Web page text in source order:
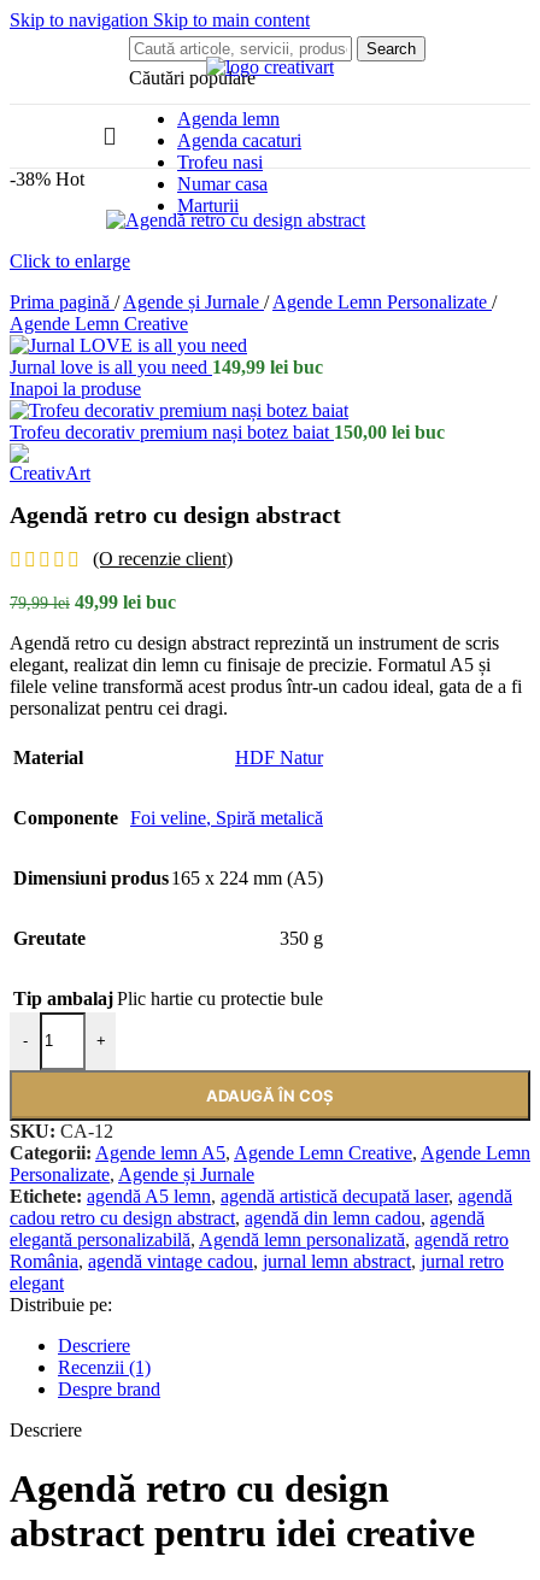
Skip to navigation Skip to main content
Search
Căutări populare
Agenda lemn
Agenda cacaturi
Trofeu nasi
Numar casa
Marturii
-38% Hot
Click to enlarge
Prima pagină / Agende și Jurnale / Agende Lemn Personalizate /
Agende Lemn Creative
Jurnal love is all you need 149,99 lei buc
Inapoi la produse
Trofeu decorativ premium nași botez baiat 150,00 lei buc
Agendă retro cu design abstract
(O recenzie client)
79,99lei Prețul
a
fost:
79,99 lei.
49,99 leiPrețul
este:
49,99 lei.
buc
Agendă retro cu design abstract reprezintă un instrument de scris
elegant, realizat din lemn cu finisaje de precizie. Formatul A5 și
filele veline transformă acest produs într-un cadou ideal, gata de a fi
personalizat pentru cei dragi.
Material HDF Natur
Componente Foi veline, Spiră metalică
Dimensiuni produs165 x 224 mm (A5)
Greutate 350 g
Tip ambalajPlic hartie cu protectie bule
-
Cantitate Agendă retro cu design abstract
+
ADAUGĂ ÎN COȘ
SKU: CA-12
Categorii: Agende lemn A5, Agende Lemn Creative, Agende Lemn
Personalizate, Agende și Jurnale
Etichete: agendă A5 lemn, agendă artistică decupată laser, agendă
cadou retro cu design abstract, agendă din lemn cadou, agendă
elegantă personalizabilă, Agendă lemn personalizată, agendă retro
România, agendă vintage cadou, jurnal lemn abstract, jurnal retro
elegant
Distribuie pe:
Descriere
Recenzii (1)
Despre brand
Descriere
Agendă retro cu design
abstract pentru idei creative